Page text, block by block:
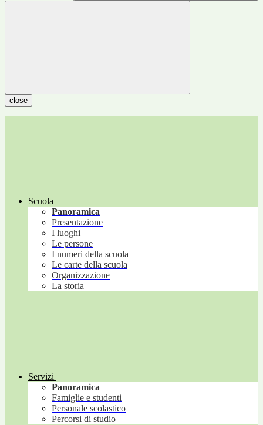
close
Scuola
Panoramica
Presentazione
I luoghi
Le persone
I numeri della scuola
Le carte della scuola
Organizzazione
La storia
Servizi
Panoramica
Famiglie e studenti
Personale scolastico
Percorsi di studio